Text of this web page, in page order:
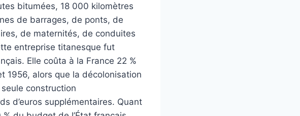
bitumées, 18 000 kilomètres
de barrages, de ponts, de
de maternités, de conduites
entreprise titanesque fut
Elle coûta à la France 22 %
1956, alors que la décolonisation
construction
d’euros supplémentaires. Quant